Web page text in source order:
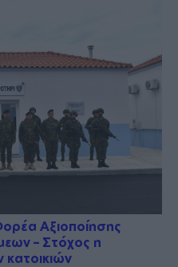
Αξιοποίησης
– Στόχος η